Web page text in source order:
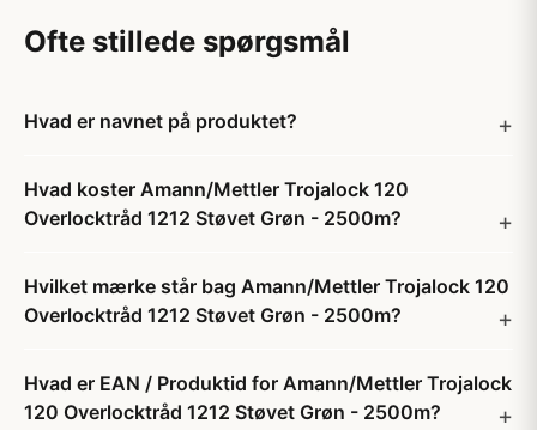
Ofte stillede spørgsmål
Hvad er navnet på produktet?
Hvad koster Amann/Mettler Trojalock 120
Overlocktråd 1212 Støvet Grøn - 2500m?
Hvilket mærke står bag Amann/Mettler Trojalock 120
Overlocktråd 1212 Støvet Grøn - 2500m?
Hvad er EAN / Produktid for Amann/Mettler Trojalock
120 Overlocktråd 1212 Støvet Grøn - 2500m?